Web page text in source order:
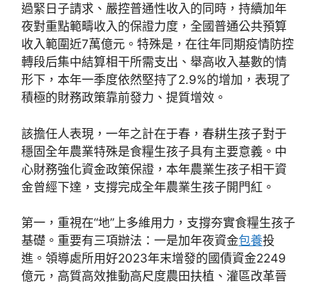
過緊日子請求、嚴控普通性收入的同時，持續加年
夜對重點範疇收入的保證力度，全國普通公共預算
收入範圍近7萬億元。特殊是，在往年同期疫情防控
轉段后集中結算相干所需支出、舉高收入基數的情
形下，本年一季度依然堅持了2.9%的增加，表現了
積極的財務政策靠前發力、提質增效。
該擔任人表現，一年之計在于春，春耕生孩子對于
穩固全年農業特殊是食糧生孩子具有主要意義。中
心財務強化資金政策保證，本年農業生孩子相干資
金曾經下達，支撐完成全年農業生孩子開門紅。
第一，重視在“地”上多維用力，支撐夯實食糧生孩子
基礎。重要有三項辦法：一是加年夜資金包養投
進。領導處所用好2023年末增發的國債資金2249
億元，高質高效推動高尺度農田扶植、灌區改革晉